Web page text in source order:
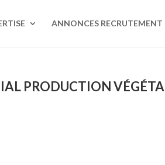
ANNONCES RECRUTEMENT
PRODUCTION